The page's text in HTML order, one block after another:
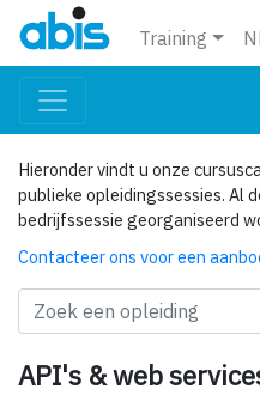
Training
Hieronder vindt u onze
publieke opleidingssessies. Al
bedrijfssessie georganiseerd
Contacteer ons voor een
API's & web